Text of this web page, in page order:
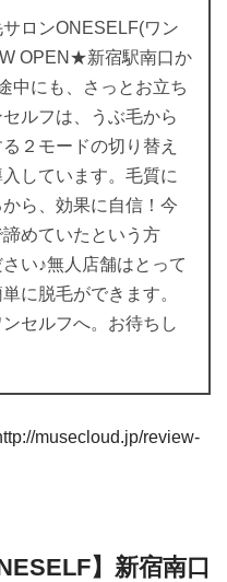
サロンONESELF(ワン
OPEN★新宿駅南口か
中にも、さっとお立ち
ルフは、うぶ毛から
２モードの切り替え
しています。毛質に
ら、効果に自信！今
めていたという方
い♪無人店舗はとって
に脱毛ができます。
セルフへ。お待ちし
musecloud.jp/review-
】新宿南口